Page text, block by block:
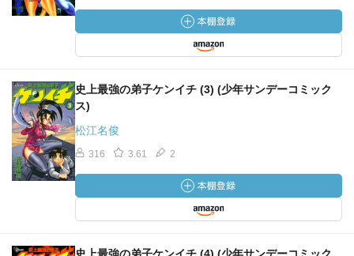
史上最強の弟子ケンイチ (3) (少年サンデーコミック
ス)
松江名俊
316 3.61 2